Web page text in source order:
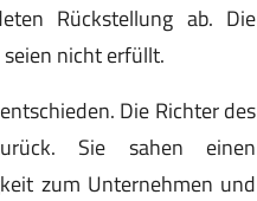
Rückstellung ab. Die
nicht erfüllt.
Die Richter des
Sie sahen einen
zum Unternehmen und